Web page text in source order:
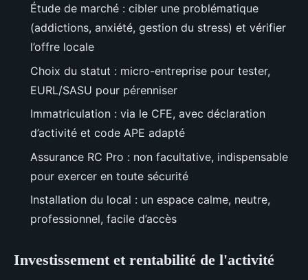
Étude de marché : cibler une problématique
(addictions, anxiété, gestion du stress) et vérifier
l’offre locale
Choix du statut : micro-entreprise pour tester,
EURL/SASU pour pérenniser
Immatriculation : via le CFE, avec déclaration
d’activité et code APE adapté
Assurance RC Pro : non facultative, indispensable
pour exercer en toute sécurité
Installation du local : un espace calme, neutre,
professionnel, facile d’accès
Investissement et rentabilité de l'activité